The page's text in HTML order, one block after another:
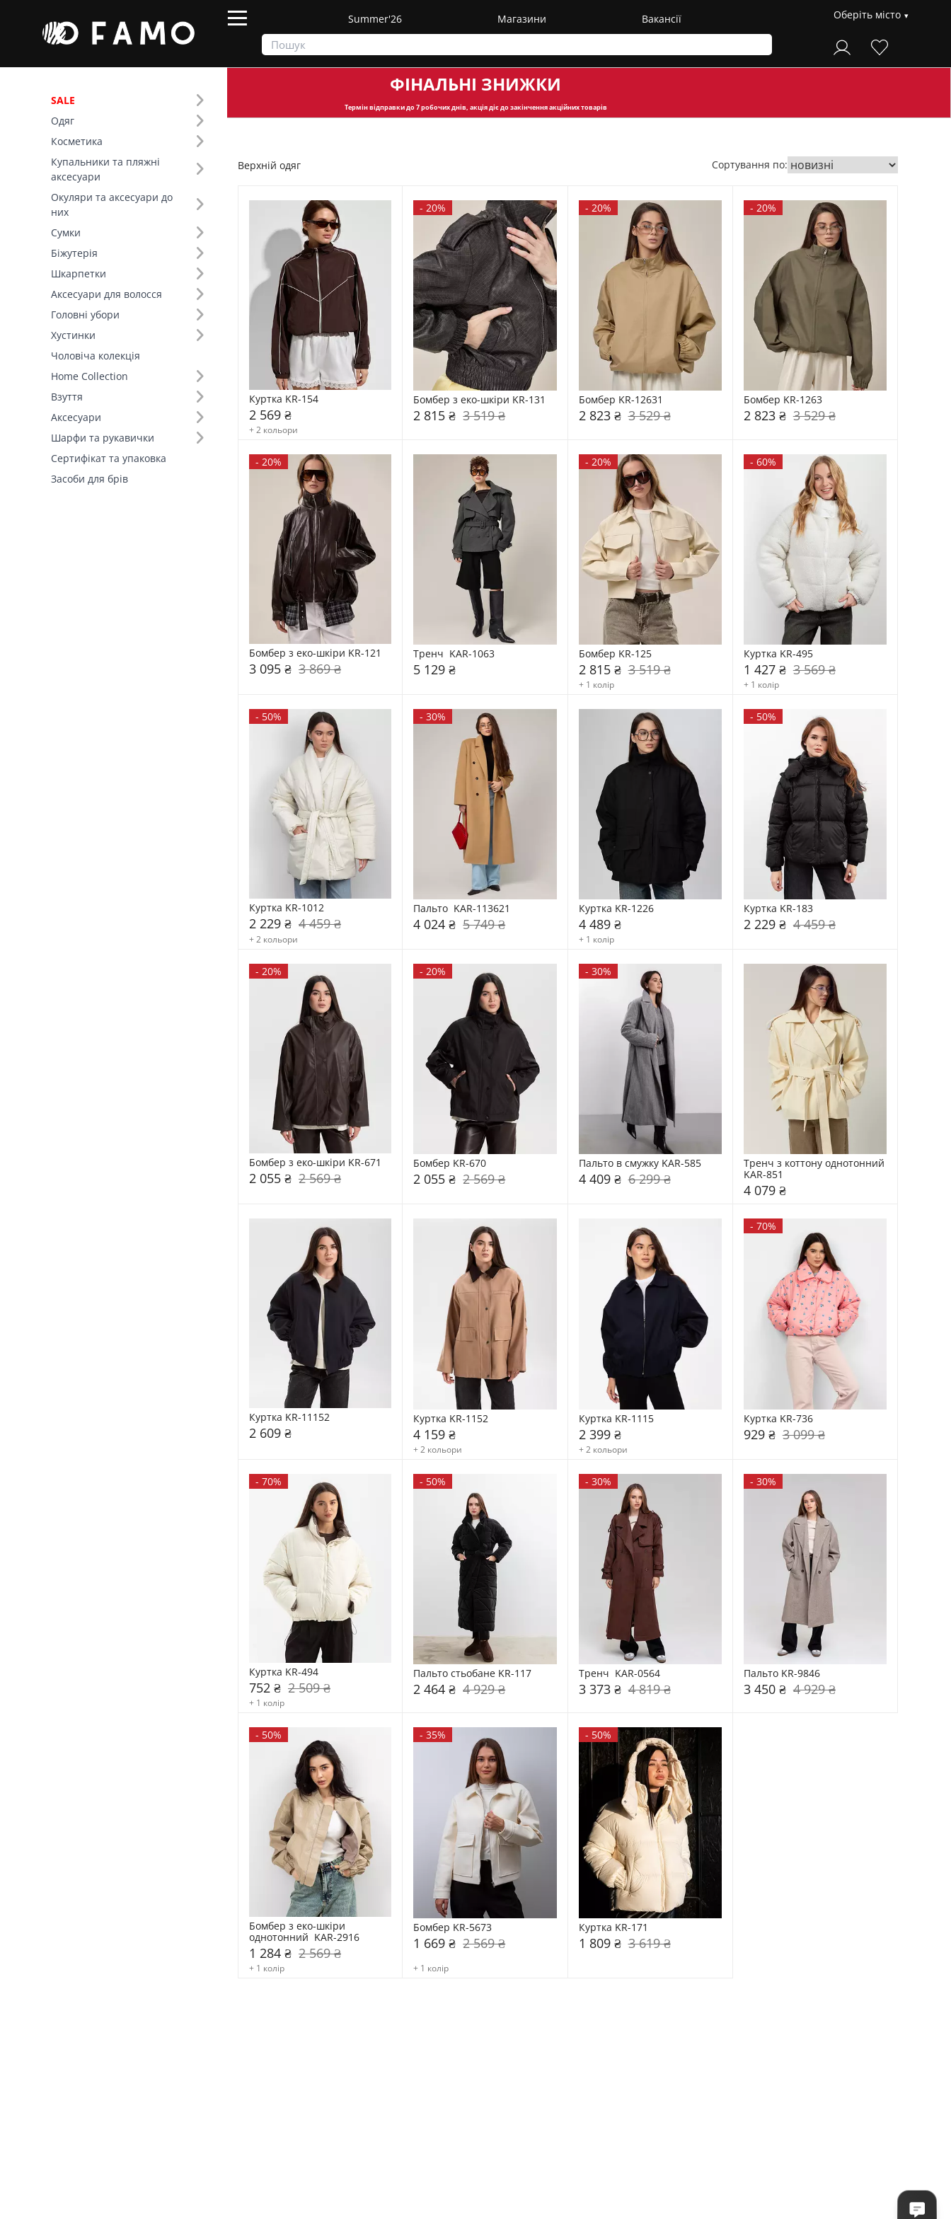
Summer'26 Магазини Вакансії Оберіть місто
SALE
Одяг
Косметика
Купальники та пляжні
аксесуари
Окуляри та аксесуари до
них
Сумки
Біжутерія
Шкарпетки
Аксесуари для волосся
Головні убори
Хустинки
Чоловіча колекція
Home Collection
Взуття
Аксесуари
Шарфи та рукавички
Сертифікат та упаковка
Засоби для брів
ФІНАЛЬНІ ЗНИЖКИ
Термін відправкидо 7 робочих днів, акція діє до закінчення акційних товарів
Фільтр
Ціна
SALE
Розмір (10)
Основний колір (10)
Верхній одяг Сортування по:
Куртка KR-154
2 569 ₴
+ 2 кольори
-20%
Бомбер з еко-шкіри KR-131
2 815 ₴ 3 519 ₴
- 20%
Бомбер KR-12631
2 823 ₴ 3 529 ₴
- 20%
Бомбер KR-1263
2 823 ₴ 3 529 ₴
- 20%
Бомбер з еко-шкіри KR-121
3 095 ₴ 3 869 ₴
Тренч  KAR-1063
5 129 ₴
- 20%
Бомбер KR-125
2 815 ₴ 3 519 ₴
+ 1 колір
- 60%
Куртка KR-495
1 427 ₴ 3 569 ₴
+ 1 колір
- 50%
Куртка KR-1012
2 229 ₴ 4 459 ₴
+ 2 кольори
-30%
Пальто  KAR-113621
4 024 ₴ 5 749 ₴
Куртка KR-1226
4 489 ₴
+ 1 колір
- 50%
Куртка KR-183
2 229 ₴ 4 459 ₴
- 20%
Бомбер з еко-шкіри KR-671
2 055 ₴ 2 569 ₴
-20%
Бомбер KR-670
2 055 ₴ 2 569 ₴
- 30%
Пальто в смужку KAR-585
4 409 ₴ 6 299 ₴
Тренч з коттону однотонний
KAR-851
4 079 ₴
Куртка KR-11152
2 609 ₴
Куртка KR-1152
4 159 ₴
+ 2 кольори
Куртка KR-1115
2 399 ₴
+ 2 кольори
- 70%
Куртка KR-736
929 ₴ 3 099 ₴
- 70%
Куртка KR-494
752 ₴ 2 509 ₴
+ 1 колір
- 50%
Пальто стьобане KR-117
2 464 ₴ 4 929 ₴
- 30%
Тренч  KAR-0564
3 373 ₴ 4 819 ₴
- 30%
Пальто KR-9846
3 450 ₴ 4 929 ₴
- 50%
Бомбер з еко-шкіри
однотонний  KAR-2916
1 284 ₴ 2 569 ₴
+ 1 колір
-35%
Бомбер KR-5673
1 669 ₴ 2 569 ₴
+ 1 колір
- 50%
Куртка KR-171
1 809 ₴ 3 619 ₴